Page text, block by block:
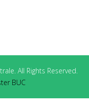
All Rights Reserved.
BUC